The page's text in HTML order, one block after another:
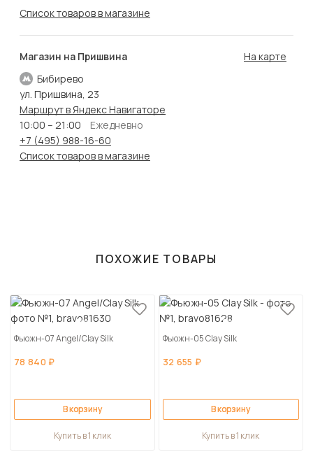
Список товаров в магазине
Магазин на Пришвина
Бибирево
На карте
ул. Пришвина, 23
Маршрут в Яндекс Навигаторе
10:00 – 21:00
Ежедневно
+7 (495) 988-16-60
Список товаров в магазине
ПОХОЖИЕ ТОВАРЫ
Фьюжн-07 Angel/Clay Silk
78 840 ₽
В корзину
Купить в 1 клик
Фьюжн-05 Clay Silk
32 655 ₽
В корзину
Купить в 1 клик